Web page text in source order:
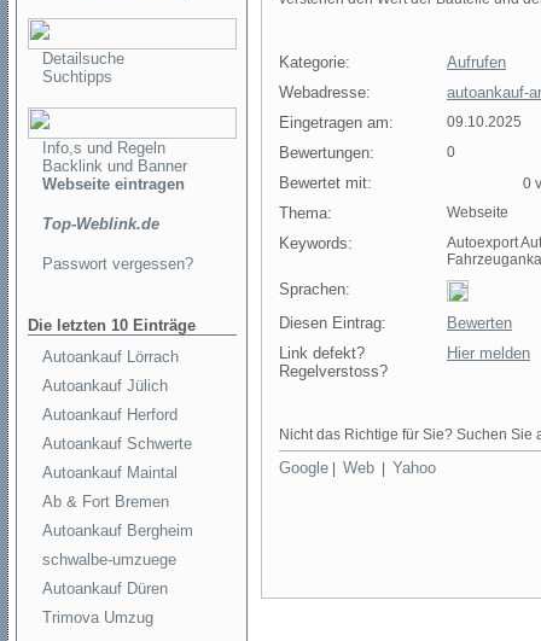
Detailsuche
Suchtipps
Info,s und Regeln
Backlink und Banner
Webseite eintragen
Top-Weblink.de
Passwort vergessen?
Die letzten 10 Einträge
Autoankauf Lörrach
Autoankauf Jülich
Autoankauf Herford
Autoankauf Schwerte
Autoankauf Maintal
Ab & Fort Bremen
Autoankauf Bergheim
schwalbe-umzuege
Autoankauf Düren
Trimova Umzug
Kategorie:
Aufrufen
Webadresse:
autoankauf-
Eingetragen am:
09.10.2025
Bewertungen: 0
Bewertet mit: 0
Thema: Webseite
Keywords:
Autoexport
Sprachen:
Diesen Eintrag:
Bewerten
Link defekt?
Regelverstoss?
Hier melden
Nicht das Richtige für Sie? Suchen Sie
Google Web Yahoo